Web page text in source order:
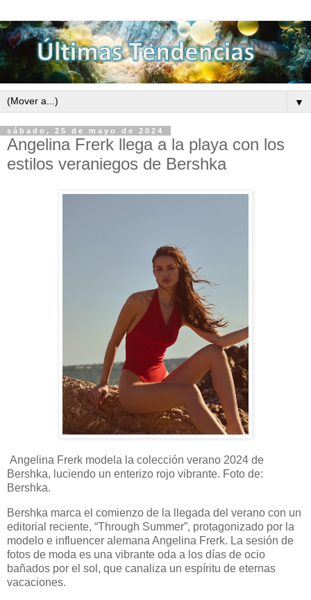
▼
sábado, 25 de mayo de 2024
Angelina Frerk llega a la playa con los
estilos veraniegos de Bershka
Angelina Frerk modela la colección verano 2024 de
Bershka, luciendo un enterizo rojo vibrante. Foto de:
Bershka.
Bershka marca el comienzo de la llegada del verano con un
editorial reciente, “Through Summer”, protagonizado por la
modelo e influencer alemana Angelina Frerk. La sesión de
fotos de moda es una vibrante oda a los días de ocio
bañados por el sol, que canaliza un espíritu de eternas
vacaciones.